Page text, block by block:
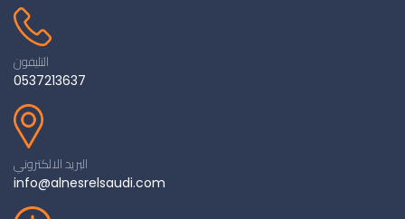
التليفون
0537213637
البريد الالكتروني
info@alnesrelsaudi.com